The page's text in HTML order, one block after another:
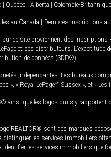
| Québec | Alberta | Colombie-Britannique
au Canada | Dernières inscriptions
ce site proviennent des inscriptions
et ses distributeurs. L'exactitude
de données (SDD®).
indépendantes. Les bureaux
», « Royal LePageMD Sussex », et «
ainsi que les logos qui s'y rapportent
REALTOR® sont des marques
distinguer les services immobiliers
identifier les services immobiliers que